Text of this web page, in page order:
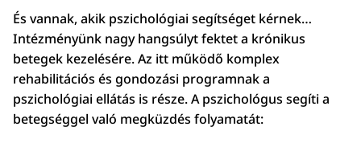
És vannak, akik pszichológiai segítséget kérnek…
Intézményünk nagy hangsúlyt fektet a krónikus
betegek kezelésére. Az itt működő komplex
rehabilitációs és gondozási programnak a
pszichológiai ellátás is része. A pszichológus segíti a
betegséggel való megküzdés folyamatát: